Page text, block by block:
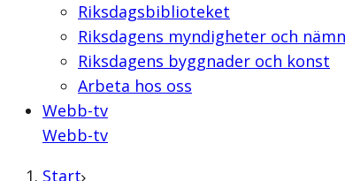
Riksdagsbiblioteket
Riksdagens myndigheter och
Riksdagens byggnader och konst
Arbeta hos oss
Webb-tv
Webb-tv
Start